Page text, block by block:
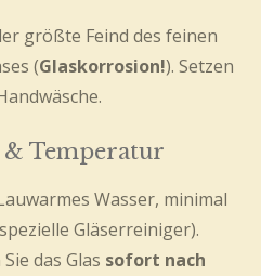
größte Feind des feinen
(Glaskorrosion!). Setzen
& Temperatur
Wasser, minimal
Gläserreiniger).
das Glas sofort nach